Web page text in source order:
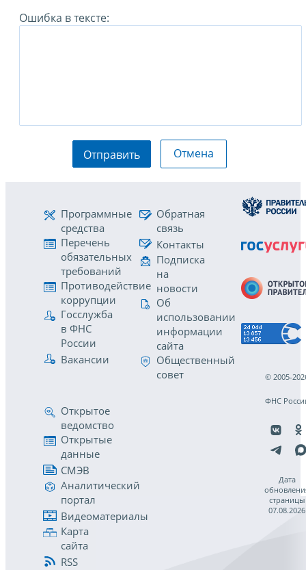
Ошибка в тексте:
Отправить Отмена
Программные
средства
Перечень
обязательных
требований
Противодействие
коррупции
Госслужба
в ФНС
России
Вакансии
Обратная
связь
Контакты
Подписка
на
новости
Об
использовании
информации
сайта
Общественный
совет
Открытое
ведомство
Открытые
данные
СМЭВ
Аналитический
портал
Видеоматериалы
Карта
сайта
RSS
© 2005-
ФНС
Дата
страницы
07.08.2026